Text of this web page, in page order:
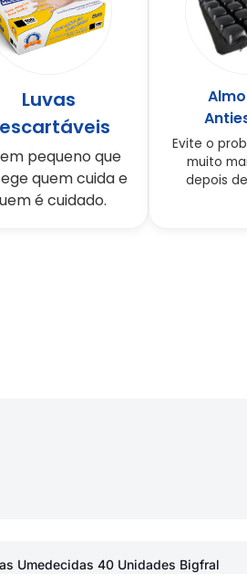
Luvas
pequeno que
quem cuida e
é cuidado.
Evite o
muito
depois
Umedecidas 40 Unidades Bigfral